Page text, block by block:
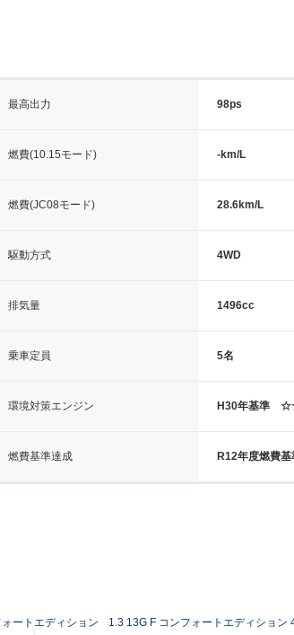
最高出力 98ps
燃費(10.15モード) -km/L
燃費(JC08モード) 28.6km/L
駆動方式 4WD
排気量 1496cc
乗車定員 5名
環境対策エンジン H30年基準
燃費基準達成 R12年度燃費
ートエディション 1.3 13G F コンフォートエディション